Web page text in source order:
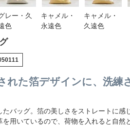
レー・久
色
キャメル・
永遠色
キャメル・
久遠色
れた箔デザインに、洗練
たバッグ。箔の美しさをストレートに
を用いているので、荷物を入れると自然